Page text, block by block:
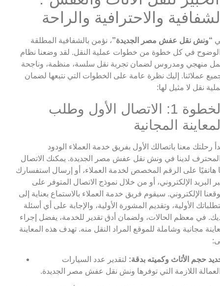
والاحترافية والراحة
“ونش نقل عفش مصر الجديدة”، نؤمن بالشفافية المطلقة
في كل خطوة من خطوات عملية النقل. لقد وضعنا نظام
منهجي ومدروس لضمان تجربة نقل سلسة، منظمة، وناجحة
عملائنا. إليك نظرة عامة على الخطوات التي نتبعها لضمان
نقل لا مثيل لها:
الخطوة 1: الاتصال الأول وطلب
المجانية
رحلتك معنا باتصالك الأول بفريق خدمة العملاء الودود
لدينا في ونش نقل عفش مصر الجديدة. يمكنك الاتصال
هاتفيًا على الرقم المخصص لخدمة العملاء، أو إرسال استفسارك
البريد الإلكتروني، أو من خلال نموذج الاتصال المتوفر على
الإلكتروني. سيقوم فريق خدمة العملاء بالاستماع بعناية إلى
الأولية، وتقديم المشورة الأولية، والإجابة على أي أسئلة
في معظم الحالات، ولضمان أدق تقدير للخدمة، يفضل إجراء
مجانية وشاملة للموقع المراد النقل منه. تهدف هذه المعاينة
حجم الأثاث وكميته بدقة: لتقدير عدد السيارات
اللازمة التي توفرها ونش نقل عفش مصر الجديدة.